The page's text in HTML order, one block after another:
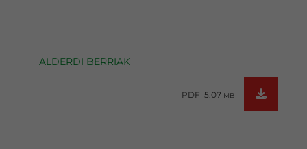
ALDERDI BERRIAK
PDF 5.07 MB